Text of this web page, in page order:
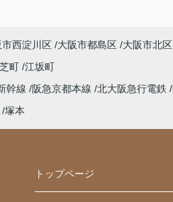
市西淀川区 大阪市都島区 大阪市北区
町 江坂町
幹線 阪急京都本線 北大阪急行電鉄
塚本
トップページ